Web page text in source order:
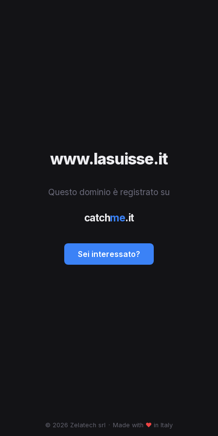
www.lasuisse.it
Questo dominio è registrato su
catchme.it
Sei interessato?
© 2026 Zelatech srl · Made with ♥ in Italy